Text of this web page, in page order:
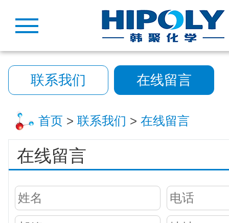
联系我们 在线留言
首页 > 联系我们 > 在线留言
在线留言